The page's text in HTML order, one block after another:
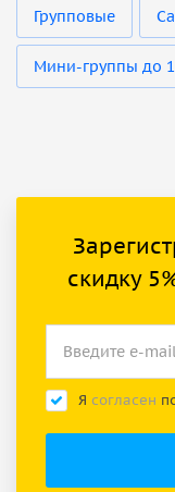
Групповые
Мини-группы до
скидку
Я согласен